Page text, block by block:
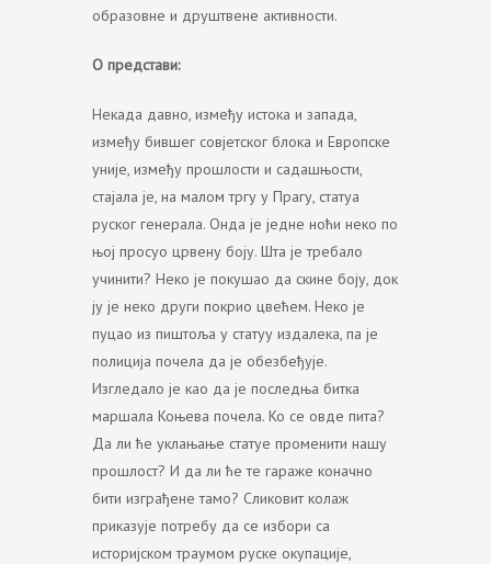
образовне и друштвене активности.
О представи:
Некада давно, између истока и запада,
између бившег совјетског блока и Европске
уније, између прошлости и садашњости,
стајала је, на малом тргу у Прагу, статуа
руског генерала. Онда је једне ноћи неко по
њој просуо црвену боју. Шта је требало
учинити? Неко је покушао да скине боју, док
ју је неко други покрио цвећем. Неко је
пуцао из пиштоља у статуу издалека, па је
полиција почела да је обезбеђује.
Изгледало је као да је последња битка
маршала Коњева почела. Ко се овде пита?
Да ли ће уклањање статуе променити нашу
прошлост? И да ли ће те гараже коначно
бити изграђене тамо? Сликовит колаж
приказује потребу да се избори са
историјском траумом руске окупације,